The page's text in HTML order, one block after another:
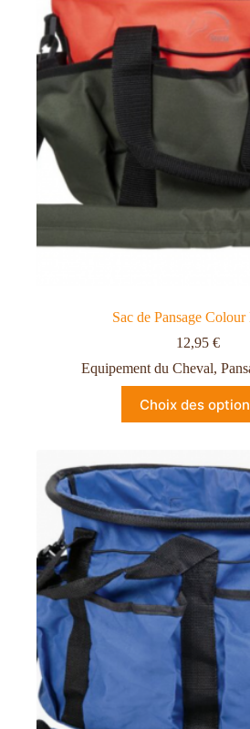
Sac de Pansage
12,95€
Equipement du Cheval,
Choix des